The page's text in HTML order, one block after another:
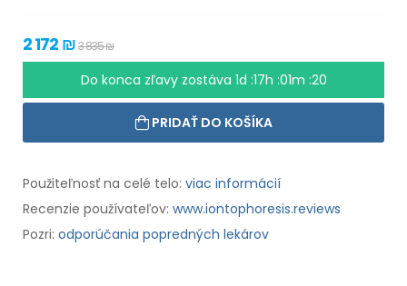
2 172 ₪3 835 ₪
Do konca zľavy zostáva1d :17h :01m :18
PRIDAŤ DO KOŠÍKA
Použiteľnosť na celé telo: viac informácií
Recenzie používateľov: www.iontophoresis.reviews
Pozri: odporúčania popredných lekárov